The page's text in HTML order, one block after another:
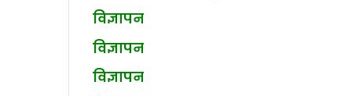
विज्ञापन
विज्ञापन
विज्ञापन